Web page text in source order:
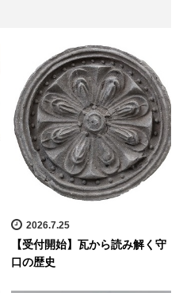
2026.7.25
【受付開始】瓦から読み解く守
口の歴史